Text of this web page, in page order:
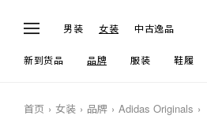
男装 女装 中古逸品
新到货品 品牌 服装 鞋履
首页 女装 品牌 Adidas Originals